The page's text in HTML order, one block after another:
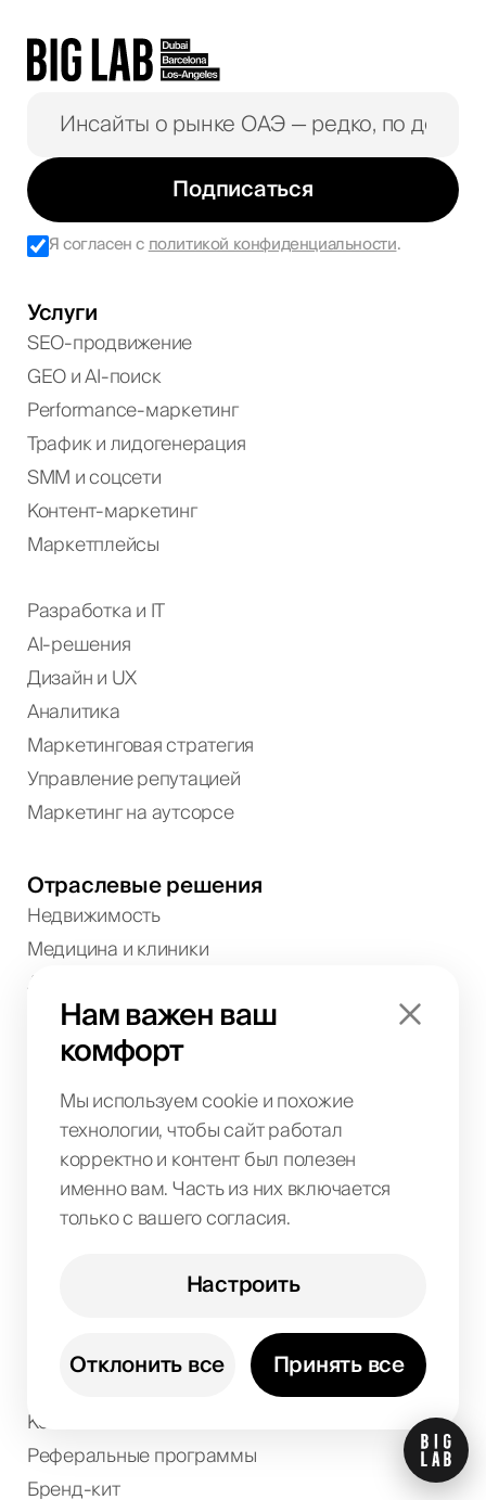
Нам важен ваш
комфорт
Мы используем cookie и похожие
технологии, чтобы сайт работал
корректно и контент был полезен
именно вам. Часть из них включается
только с вашего согласия.
Отклонить все
Настроить
Принять все
Подписаться
Я согласен сполитикой конфиденциальности.
Услуги
SEO-продвижение
GEO и AI-поиск
Performance-маркетинг
Трафик и лидогенерация
SMM и соцсети
Контент-маркетинг
Маркетплейсы
Разработка и IT
AI-решения
Дизайн и UX
Аналитика
Маркетинговая стратегия
Управление репутацией
Маркетинг на аутсорсе
Отраслевые решения
Недвижимость
Медицина и клиники
Аренда авто
Рестораны
Красота и spa
Дизайн интерьера
Фитнес-клубы
Образование
Отели
Luxury-бренды
О нас
Контакты
Реферальные программы
Бренд-кит